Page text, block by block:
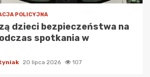
POLICYJNA
dzieci bezpieczeństwa na
spotkania w
20 lipca 2026 107